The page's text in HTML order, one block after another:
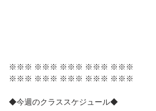
※※※ ※※※ ※※※ ※※※ ※※※
※※※ ※※※ ※※※ ※※※ ※※※
◆今週のクラススケジュール◆